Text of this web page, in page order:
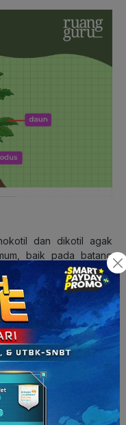
dan dikotil agak
baik pada batang
yaitu
epidermis,
dasar
. Untuk bagian
dan dikotil tidak
Perbedaan antara
terdapat pada jaringan
& Fungsinya,